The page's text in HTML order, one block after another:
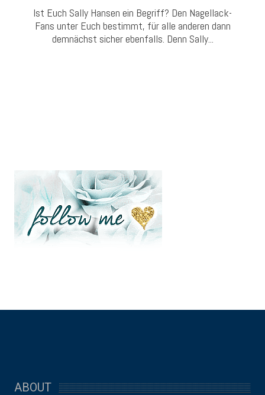
Ist Euch Sally Hansen ein Begriff? Den Nagellack-
Fans unter Euch bestimmt, für alle anderen dann
demnächst sicher ebenfalls. Denn Sally...
ABOUT